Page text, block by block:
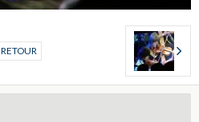
RETOUR